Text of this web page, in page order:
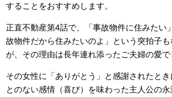
することをおすすめします。
正直不動産第4話で、「事故物件に住みたい
故物件だから住みたいのよ」という突拍子
が、その理由は長年連れ添ったご夫婦の愛で
その女性に「ありがとう」と感謝されたと
とのない感情（喜び）を味わった主人公の